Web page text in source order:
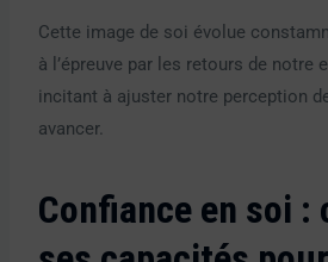
Cette image de soi évolue
à l’épreuve par les retours de notre
incitant à ajuster notre perception
avancer.
Confiance en soi :